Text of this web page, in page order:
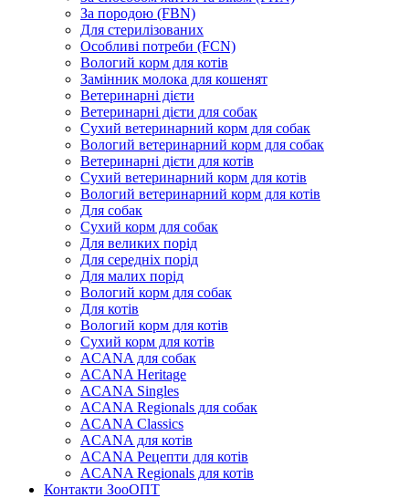
За породою (FBN)
Для стерилізованих
Особливі потреби (FCN)
Вологий корм для котів
Замінник молока для кошенят
Ветеринарні дієти
Ветеринарні дієти для собак
Сухий ветеринарний корм для собак
Вологий ветеринарний корм для собак
Ветеринарні дієти для котів
Сухий ветеринарний корм для котів
Вологий ветеринарний корм для котів
Для собак
Сухий корм для собак
Для великих порід
Для середніх порід
Для малих порід
Вологий корм для собак
Для котів
Вологий корм для котів
Сухий корм для котів
ACANA для собак
ACANA Heritage
ACANA Singles
ACANA Regionals для собак
ACANA Classics
ACANA для котів
ACANA Рецепти для котів
ACANA Regionals для котів
Контакти ЗооОПТ